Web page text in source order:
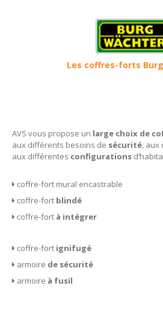
Storebanne
Coffre-fort
Coffre-fort Bricard
Coffre-fort Burg Wachter
DÉPANNAGE
Serrurerie
Les coffres-forts
AVS vous propose un large choix de
aux différents besoins de sécurité, aux
aux différentes configurations
coffre-fort mural encastrable
coffre-fort blindé
coffre-fort à intégrer
coffre-fort ignifugé
armoire de sécurité
armoire à fusil